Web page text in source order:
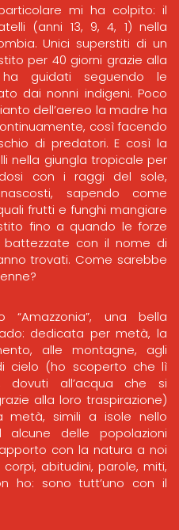
mi ha colpito: il
(anni 13, 9, 4, 1) nella
Unici superstiti di un
per 40 giorni grazie alla
guidati seguendo le
dai nonni indigeni. Poco
dell’aereo la madre ha
così facendo
di predatori. E così la
nella giungla tropicale per
con i raggi del sole,
sapendo come
frutti e funghi mangiare
fino a quando le forze
con il nome di
trovati. Come sarebbe
una bella
dedicata per metà, la
alle montagne, agli
cielo (ho scoperto che lì
dovuti all’acqua che si
alla loro traspirazione)
metà, simili a isole nello
alcune delle popolazioni
con la natura a noi
abitudini, parole, miti,
ho: sono tutt’uno con il